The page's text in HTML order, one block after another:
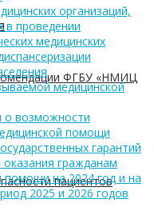
ФГБУ «НМИЦ
пациентов
организаций,
в проведении
медицинских
медицинской
возможности
помощи
гарантий
оказания гражданам
помощи на 2024 год и на
2025 и 2026 годов